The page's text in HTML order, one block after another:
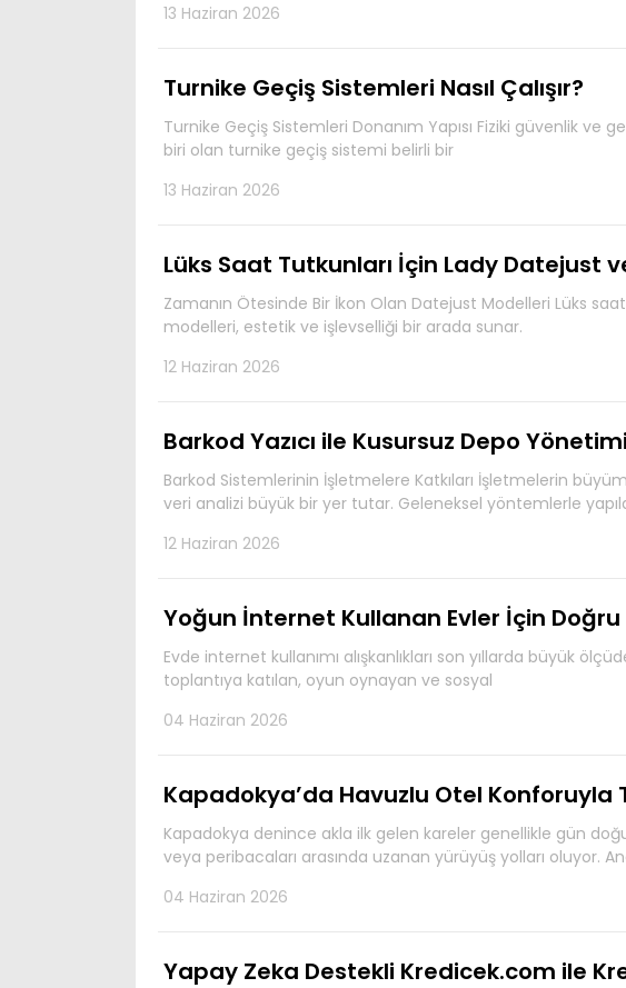
13 Haziran 2026
Turnike Geçiş Sistemleri Nasıl Çalışır?
Turnike Geçiş Sistemleri Donanım Yapısı Fiziki güvenlik ve
biri olan turnike geçiş sistemi belirli bir
13 Haziran 2026
Lüks Saat Tutkunları İçin Lady Datejust
Zamanın Ötesinde Bir İkon Olan Datejust Modelleri Lüks
modelleri, estetik ve işlevselliği bir arada sunar.
12 Haziran 2026
Barkod Yazıcı ile Kusursuz Depo Yönetimi
Barkod Sistemlerinin İşletmelere Katkıları İşletmelerin
veri analizi büyük bir yer tutar. Geleneksel yöntemlerle
12 Haziran 2026
Yoğun İnternet Kullanan Evler İçin Doğru
Evde internet kullanımı alışkanlıkları son yıllarda büyük
toplantıya katılan, oyun oynayan ve sosyal
04 Haziran 2026
Kapadokya’da Havuzlu Otel Konforuyla
Kapadokya denince akla ilk gelen kareler genellikle gün
veya peribacaları arasında uzanan yürüyüş yolları oluyor.
04 Haziran 2026
Yapay Zeka Destekli Kredicek.com ile